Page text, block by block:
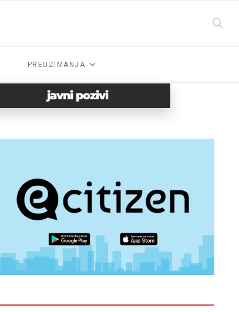
PREUZIMANJA
javni pozivi